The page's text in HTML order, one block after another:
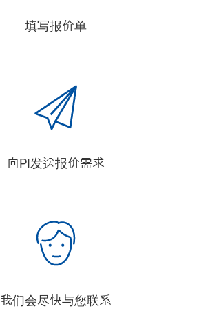
填写报价单
向PI发送报价需求
我们会尽快与您联系